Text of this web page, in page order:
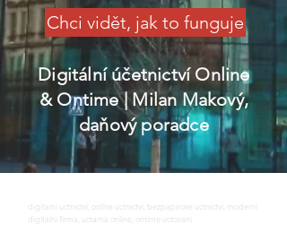
Chci vidět, jak to funguje
Digitální účetnictví Online
& Ontime| Milan Makový,
daňový poradce
digitalni uctnictvi, online uctnictvi, bezpapirove uctnictvi, moderni
digitalni firma, uctarna online, ontime uctovani